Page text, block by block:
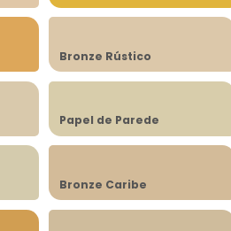
Bronze Rústico
Papel de Parede
Bronze Caribe